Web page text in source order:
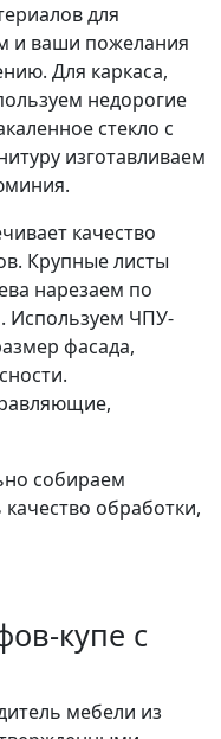
для
и ваши пожелания
Для каркаса,
недорогие
стекло с
изготавливаем
качество
Крупные листы
нарезаем по
Используем ЧПУ-
фасада,
собираем
обработки,
купе с
мебели из